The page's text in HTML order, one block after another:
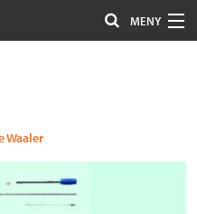
MENY
Waaler